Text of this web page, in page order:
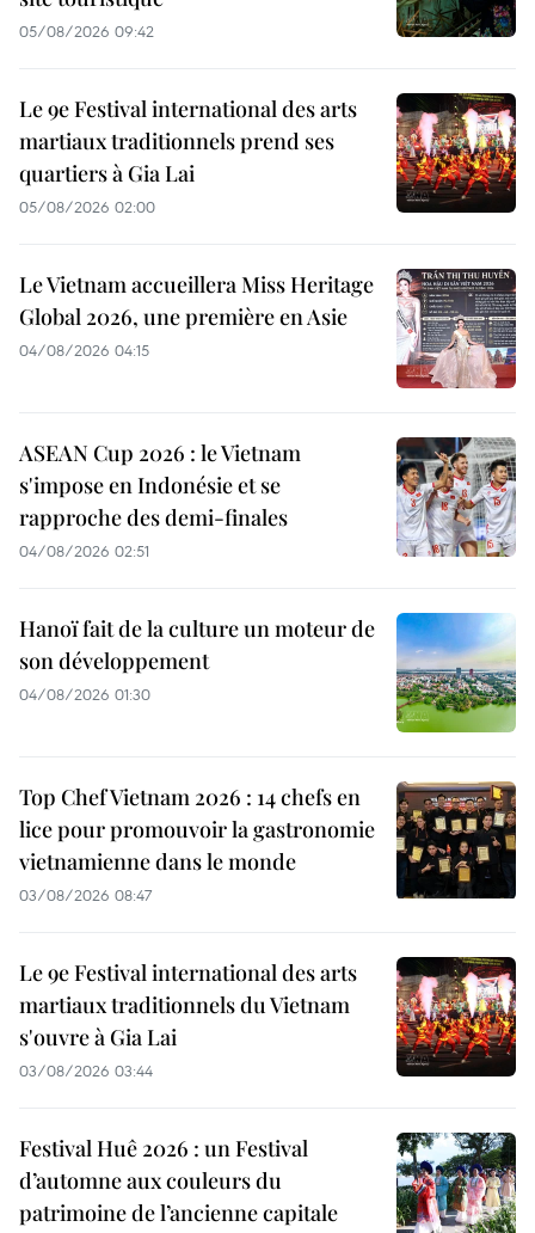
05/08/2026 09:42
Le 9e Festival international des arts
martiaux traditionnels prend ses
quartiers à Gia Lai
05/08/2026 02:00
Le Vietnam accueillera Miss Heritage
Global 2026, une première en Asie
04/08/2026 04:15
ASEAN Cup 2026 : le Vietnam
s'impose en Indonésie et se
rapproche des demi-finales
04/08/2026 02:51
Hanoï fait de la culture un moteur de
son développement
04/08/2026 01:30
Top Chef Vietnam 2026 : 14 chefs en
lice pour promouvoir la gastronomie
vietnamienne dans le monde
03/08/2026 08:47
Le 9e Festival international des arts
martiaux traditionnels du Vietnam
s'ouvre à Gia Lai
03/08/2026 03:44
Festival Huê 2026 : un Festival
d’automne aux couleurs du
patrimoine de l’ancienne capitale